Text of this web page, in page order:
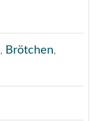
, Brötchen,